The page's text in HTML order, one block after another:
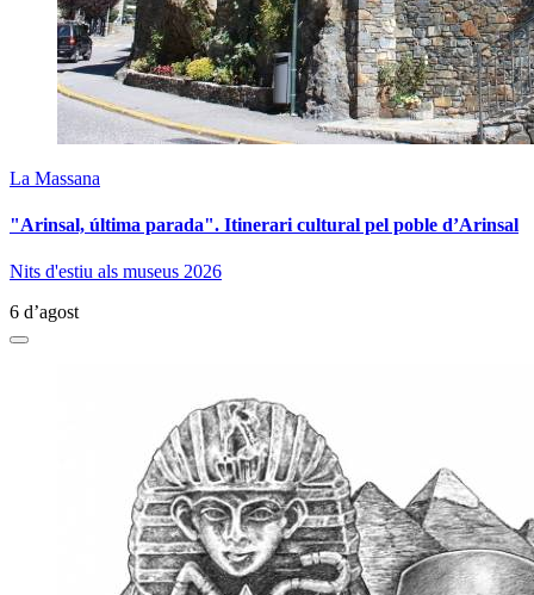
La Massana
"Arinsal, última parada". Itinerari cultural pel poble d’Arinsal
Nits d'estiu als museus 2026
6 d’agost